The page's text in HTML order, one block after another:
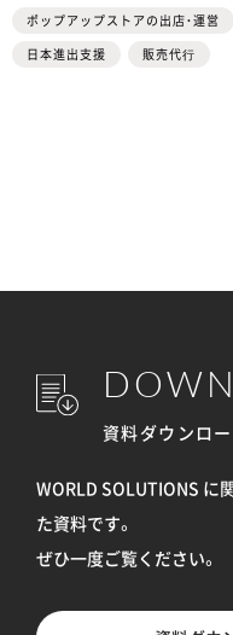
ポップアップストアの出店・運営
日本進出支援
販売代⾏
資料ダウンロ
WORLD SOLUTIONS に
た資料です。
ぜひ一度ご覧ください。